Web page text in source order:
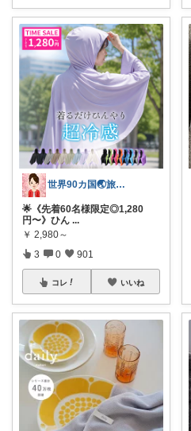
世界90カ国🌏️旅人OL✈️
🌟《先着60名様限定◎1,280
円〜》ひん ...
￥ 2,980～
3 0 901
コレ いいね